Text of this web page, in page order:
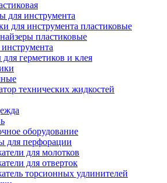
для инструмента
для инструмента пластиковые
пластиковые
герметиков и клея
технических жидкостей
оборудование
для перфорации
для молотков
для отверток
торсионных удлинителей